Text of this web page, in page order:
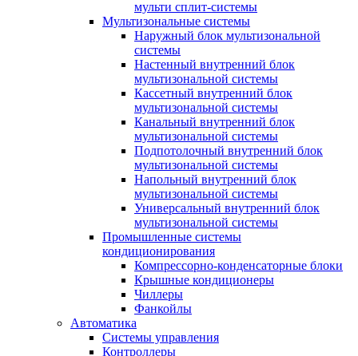
мульти сплит-системы
Мультизональные системы
Наружный блок мультизональной
системы
Настенный внутренний блок
мультизональной системы
Кассетный внутренний блок
мультизональной системы
Канальный внутренний блок
мультизональной системы
Подпотолочный внутренний блок
мультизональной системы
Напольный внутренний блок
мультизональной системы
Универсальный внутренний блок
мультизональной системы
Промышленные системы
кондиционирования
Компрессорно-конденсаторные блоки
Крышные кондиционеры
Чиллеры
Фанкойлы
Автоматика
Системы управления
Контроллеры